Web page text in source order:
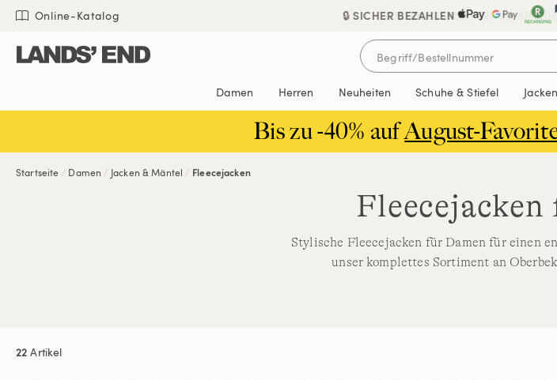
Direkt
Inhalt
Direkt
Navigation
Direkt
Suche
KOSTENLOSE LIEFERUNG AB
🔒 SICHER BEZAHLEN
Online-Katalog
Damen Herren Neuheiten Schuhe & Stiefel
Bis zu -40% aufAugust-
Startseite Damen Jacken & Mäntel Fleecejacken
Stylische Fleecejacken für Damen für einen
unser komplettes Sortiment an
22 Artikel